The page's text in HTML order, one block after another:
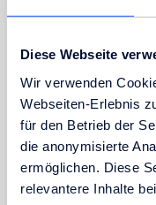
Diese Webseite
Wir verwenden
Webseiten-Erlebnis
für den Betrieb der
die anonymisierte
ermöglichen. Diese
relevantere Inhalte
Nutzung eines
Wie warte ich
Wie gehe ich vor,
längere